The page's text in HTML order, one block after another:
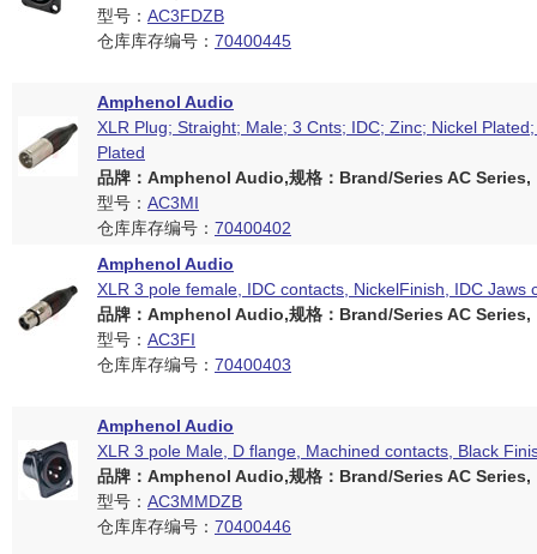
型号： AC3FDZB
仓库库存编号： 70400445
Amphenol Audio
XLR Plug; Straight; Male; 3 Cnts; IDC; Zinc; Nickel
Plated
品牌：Amphenol Audio,规格：Brand/Series AC Series,
型号： AC3MI
仓库库存编号： 70400402
Amphenol Audio
XLR 3 pole female, IDC contacts, NickelFinish, IDC Jaws
品牌：Amphenol Audio,规格：Brand/Series AC Series,
型号： AC3FI
仓库库存编号： 70400403
Amphenol Audio
XLR 3 pole Male, D flange, Machined contacts, Black
品牌：Amphenol Audio,规格：Brand/Series AC Series,
型号： AC3MMDZB
仓库库存编号： 70400446